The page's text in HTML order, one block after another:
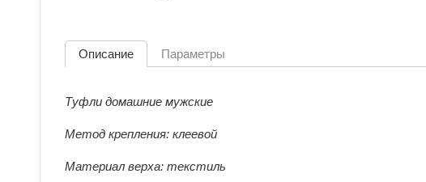
Описание Параметры
Туфли домашние мужские
Метод крепления: клеевой
Материал верха: текстиль